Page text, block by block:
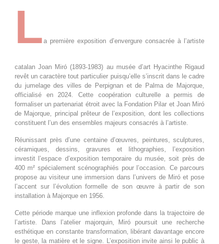
Toute la
journée
Joan Miró. Majorque, l'atelier
des rêves
3 août 2026
lundi
Toute la
journée
Joan Miró. Majorque, l'atelier
des rêves
4 août 2026
mardi
Toute la
journée
Joan Miró. Majorque, l'atelier
des rêves
5 août 2026
mercredi
Toute la
journée
Joan Miró. Majorque, l'atelier
des rêves
L a première exposition d’envergure consacrée à l’artiste
catalan Joan Miró (1893-1983) au musée d’art Hyacinthe Rigaud
revêt un caractère tout particulier puisqu’elle s’inscrit dans le cadre
du jumelage des villes de Perpignan et de Palma de Majorque,
officialisé en 2024. Cette coopération culturelle a permis de
formaliser un partenariat étroit avec la Fondation Pilar et Joan Miró
de Majorque, principal prêteur de l’exposition, dont les collections
constituent l’un des ensembles majeurs consacrés à l’artiste.
Réunissant près d’une centaine d’œuvres, peintures, sculptures,
céramiques, dessins, gravures et lithographies, l’exposition
investit l’espace d’exposition temporaire du musée, soit près de
400 m² spécialement scénographiés pour l’occasion. Ce parcours
propose au visiteur une immersion dans l’univers de Miró et pose
l’accent sur l’évolution formelle de son œuvre à partir de son
installation à Majorque en 1956.
Cette période marque une inflexion profonde dans la trajectoire de
l’artiste. Dans l’atelier majorquin, Miró poursuit une recherche
esthétique en constante transformation, libérant davantage encore
le geste, la matière et le signe. L’exposition invite ainsi le public à